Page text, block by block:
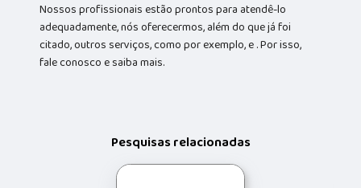
Nossos profissionais estão prontos para atendê-lo
adequadamente, nós oferecermos, além do que já foi
citado, outros serviços, como por exemplo, e . Por isso,
fale conosco e saiba mais.
Pesquisas relacionadas